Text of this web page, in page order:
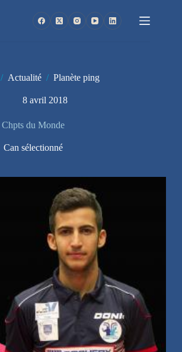
/ Actualité / Planète ping
8 avril 2018
Chpts du Monde
Can sélectionné